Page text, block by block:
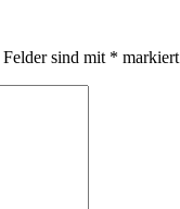
sind mit * markiert